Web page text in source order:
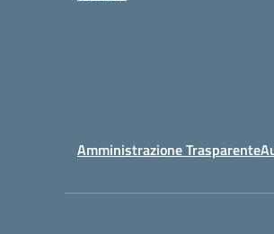
Amministrazione Trasparente